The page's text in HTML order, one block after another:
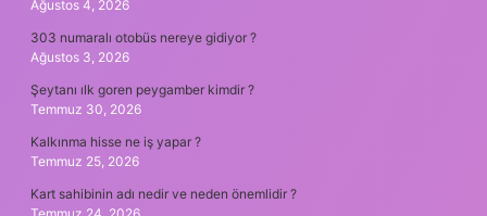
Ağustos 4, 2026
303 numaralı otobüs nereye gidiyor ?
Ağustos 3, 2026
Şeytanı ılk goren peygamber kimdir ?
Temmuz 30, 2026
Kalkınma hisse ne iş yapar ?
Temmuz 25, 2026
Kart sahibinin adı nedir ve neden önemlidir ?